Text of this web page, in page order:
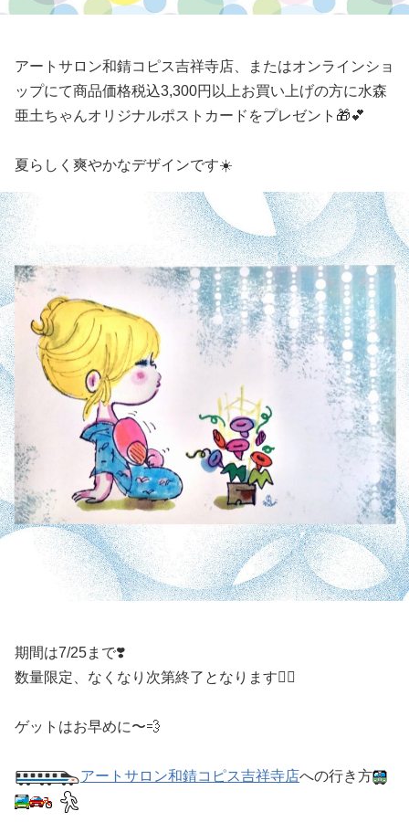
アートサロン和錆コピス吉祥寺店、またはオンラインショ
ップにて商品価格税込3,300円以上お買い上げの方に水森
亜土ちゃんオリジナルポストカードをプレゼント🎁💕
夏らしく爽やかなデザインです☀️
期間は7/25まで❣️
数量限定、なくなり次第終了となります🙇‍♂️
ゲットはお早めに〜💨
アートサロン和錆コピス吉祥寺店への行き方